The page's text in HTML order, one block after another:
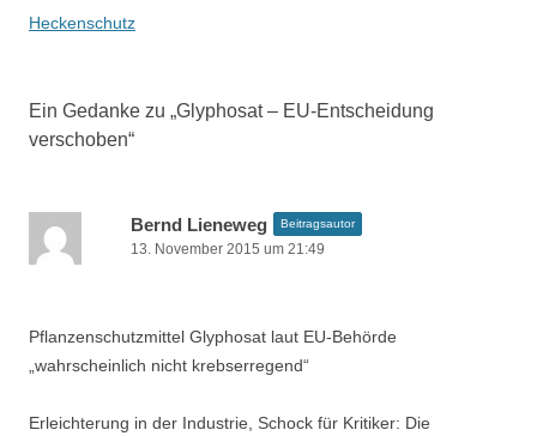
i
a
N
a
Heckenschutz
Ein Gedanke zu „Glyphosat – EU-Entscheidung
verschoben“
Bernd Lieneweg Beitragsautor
13. November 2015 um 21:49
Pflanzenschutzmittel Glyphosat laut EU-Behörde
„wahrscheinlich nicht krebserregend“
Erleichterung in der Industrie, Schock für Kritiker: Die